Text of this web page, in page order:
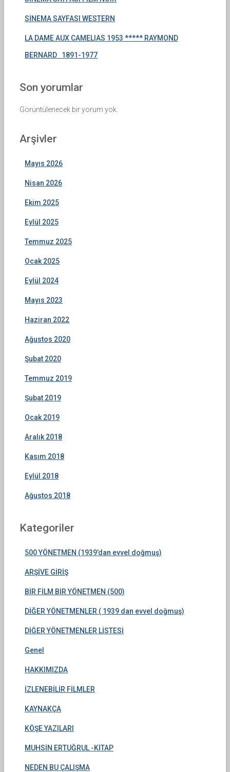
SİNEMA SAYFASI WESTERN
LA DAME AUX CAMELIAS 1953 ***** RAYMOND
BERNARD 1891-1977
Son yorumlar
Görüntülenecek bir yorum yok.
Arşivler
Mayıs 2026
Nisan 2026
Ekim 2025
Eylül 2025
Temmuz 2025
Ocak 2025
Eylül 2024
Mayıs 2023
Haziran 2022
Ağustos 2020
Şubat 2020
Temmuz 2019
Şubat 2019
Ocak 2019
Aralık 2018
Kasım 2018
Eylül 2018
Ağustos 2018
Kategoriler
500 YÖNETMEN (1939’dan evvel doğmuş)
ARŞİVE GİRİŞ
BİR FİLM BİR YÖNETMEN (500)
DİĞER YÖNETMENLER ( 1939 dan evvel doğmuş)
DİĞER YÖNETMENLER LİSTESİ
Genel
HAKKIMIZDA
İZLENEBİLİR FİLMLER
KAYNAKÇA
KÖŞE YAZILARI
MUHSİN ERTUĞRUL -KİTAP
NEDEN BU ÇALIŞMA